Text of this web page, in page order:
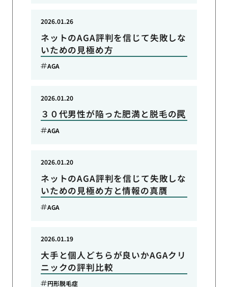
ネットのAGA評判を信じて失敗しな
いための見極め方
2026.01.26
AGA
３０代男性が陥った肥満と脱毛の罠
2026.01.20
AGA
ネットのAGA評判を信じて失敗しな
いための見極め方と情報の真贋
2026.01.20
AGA
大手と個人どちらが良いかAGAクリ
ニックの評判比較
2026.01.19
円形脱毛症